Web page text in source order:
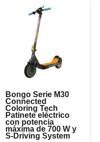
Bongo Serie M30
Connected
Coloring Tech
Patinete eléctrico
con potencia
máxima de 700 W y
S-Driving System